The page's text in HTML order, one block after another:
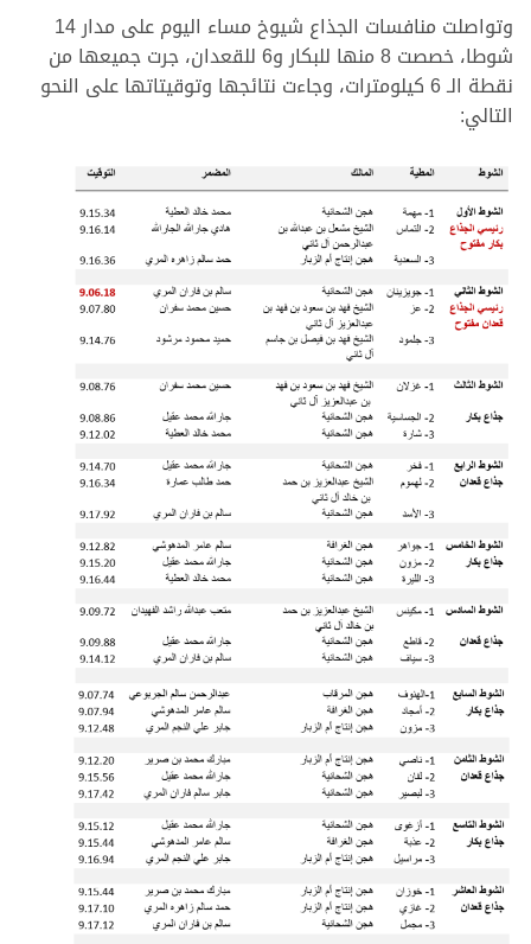
وتواصلت منافسات الجذاع شيوخ مساء اليوم على مدار 14
شوطا، خصصت 8 منها للبكار و6 للقعدان، جرت جميعها من
نقطة الـ 6 كيلومترات، وجاءت نتائجها وتوقيتاتها على النحو
التالي: